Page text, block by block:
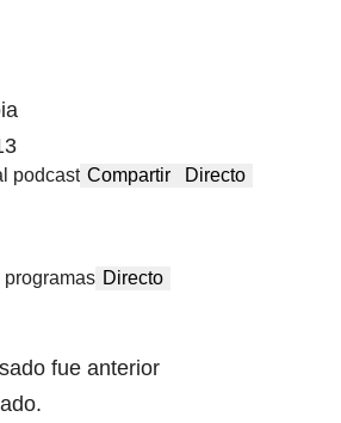
podcast Compartir Directo
programas Directo
fue anterior